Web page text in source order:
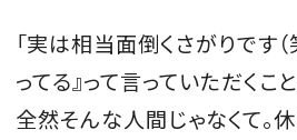
「実は相当面倒くさがりです（
ってる』って言っていただくこ
全然そんな人間じゃなくて。